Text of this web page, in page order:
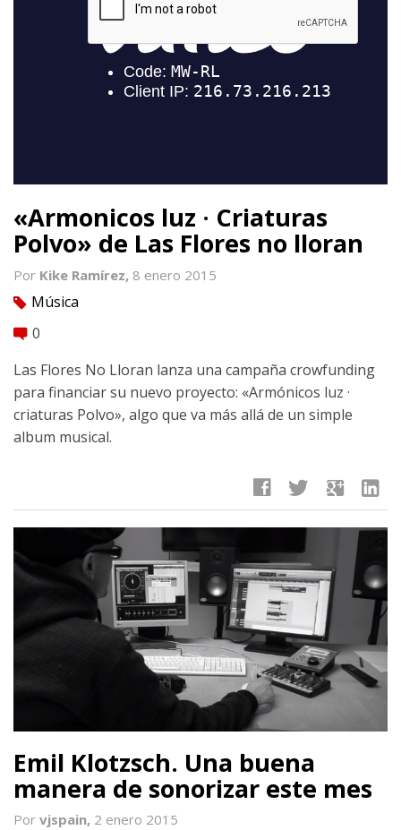
«Armonicos luz · Criaturas
Polvo» de Las Flores no lloran
Por Kike Ramírez, 8 enero 2015
tag Música
comment 0
Las Flores No Lloran lanza una campaña crowfunding
para financiar su nuevo proyecto: «Armónicos luz ·
criaturas Polvo», algo que va más allá de un simple
album musical.
facebook twitter google linkedin
Emil Klotzsch. Una buena
manera de sonorizar este mes
Por vjspain, 2 enero 2015